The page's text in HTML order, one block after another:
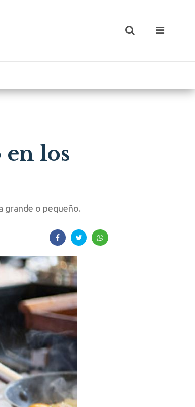
los
grande o pequeño.